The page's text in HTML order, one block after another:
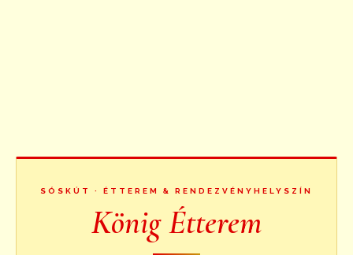
SÓSKÚT · ÉTTEREM & RENDEZVÉNYHELYSZÍN
König Étterem